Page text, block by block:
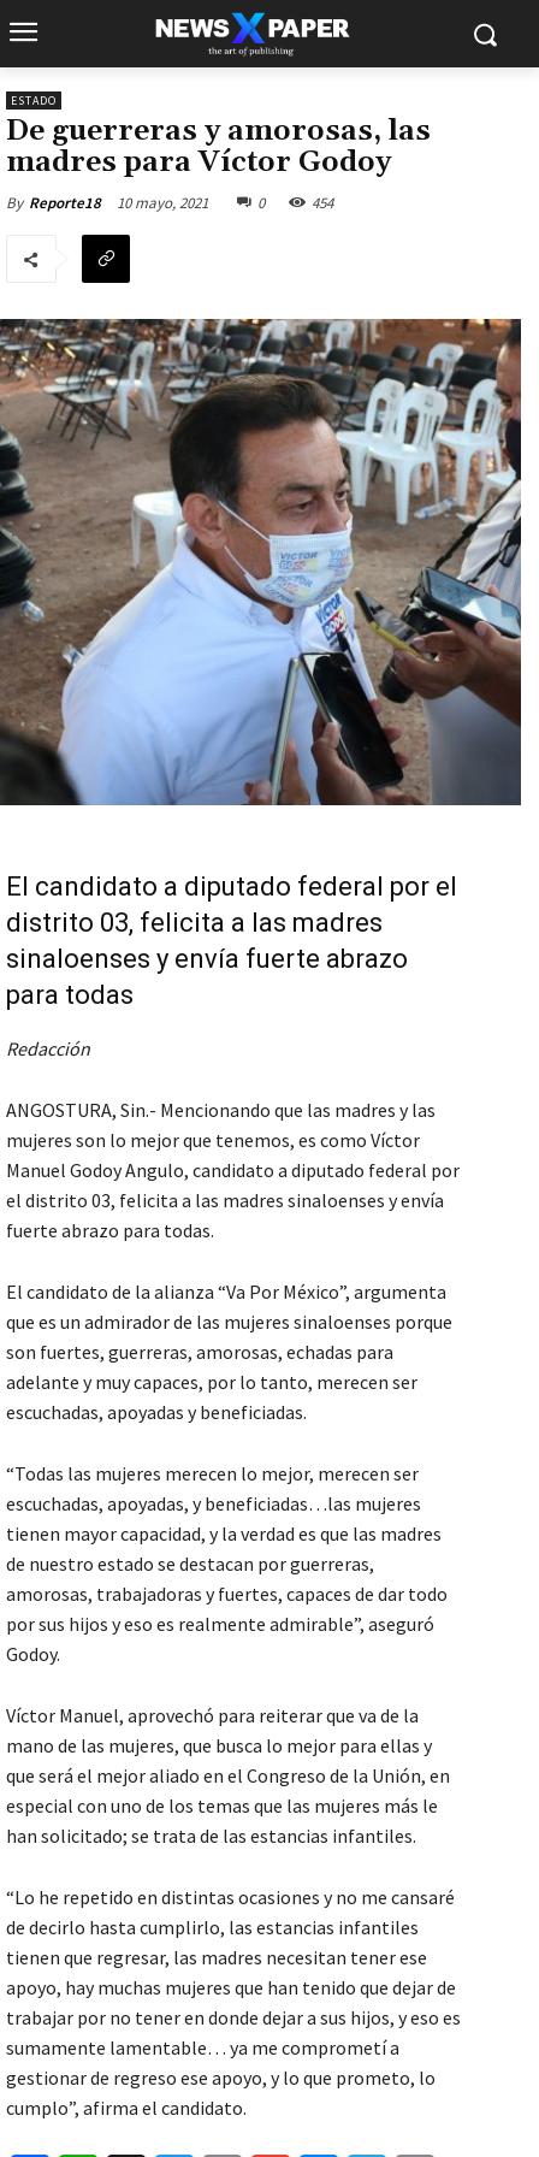
ESTADO
De guerreras y amorosas, las
madres para Víctor Godoy
By Reporte18 10 mayo, 2021 0 454
El candidato a diputado federal por el
distrito 03, felicita a las madres
sinaloenses y envía fuerte abrazo
para todas
Redacción
ANGOSTURA, Sin.- Mencionando que las madres y las
mujeres son lo mejor que tenemos, es como Víctor
Manuel Godoy Angulo, candidato a diputado federal por
el distrito 03, felicita a las madres sinaloenses y envía
fuerte abrazo para todas.
El candidato de la alianza “Va Por México”, argumenta
que es un admirador de las mujeres sinaloenses porque
son fuertes, guerreras, amorosas, echadas para
adelante y muy capaces, por lo tanto, merecen ser
escuchadas, apoyadas y beneficiadas.
“Todas las mujeres merecen lo mejor, merecen ser
escuchadas, apoyadas, y beneficiadas…las mujeres
tienen mayor capacidad, y la verdad es que las madres
de nuestro estado se destacan por guerreras,
amorosas, trabajadoras y fuertes, capaces de dar todo
por sus hijos y eso es realmente admirable”, aseguró
Godoy.
Víctor Manuel, aprovechó para reiterar que va de la
mano de las mujeres, que busca lo mejor para ellas y
que será el mejor aliado en el Congreso de la Unión, en
especial con uno de los temas que las mujeres más le
han solicitado; se trata de las estancias infantiles.
“Lo he repetido en distintas ocasiones y no me cansaré
de decirlo hasta cumplirlo, las estancias infantiles
tienen que regresar, las madres necesitan tener ese
apoyo, hay muchas mujeres que han tenido que dejar de
trabajar por no tener en donde dejar a sus hijos, y eso es
sumamente lamentable… ya me comprometí a
gestionar de regreso ese apoyo, y lo que prometo, lo
cumplo”, afirma el candidato.